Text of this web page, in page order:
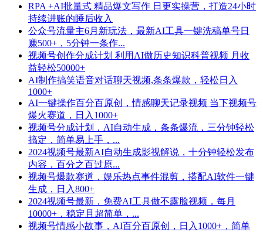
RPA +AI批量式 精品爆文写作 日更实操营，打造24小时
持续进账的睡后收入
公众号流量主6月新玩法，最新AI工具一键洗稿单号日
赚500+，5分钟一条作...
视频号创作分成计划 利用AI做历史知识科普视频 月收
益轻松50000+
AI制作搞笑语音对话聊天视频,条条爆款，轻松日入
1000+
AI一键操作百分百原创，情感聊天记录视频 当下视频号
爆火赛道，日入1000+
视频号分成计划，AI自动生成，条条爆流，三分钟轻松
搞定，简单易上手，...
2024视频号最新AI自动生成影视解说，十分钟轻松发布
内容，百分之百过原...
视频号爆款赛道，娱乐热点事件混剪，搭配AI软件一键
生成，日入800+
2024视频号最新，免费AI工具做不露脸视频，每月
10000+，稳定且超简单，...
视频号情感小故事，AI百分百原创，日入1000+，简单